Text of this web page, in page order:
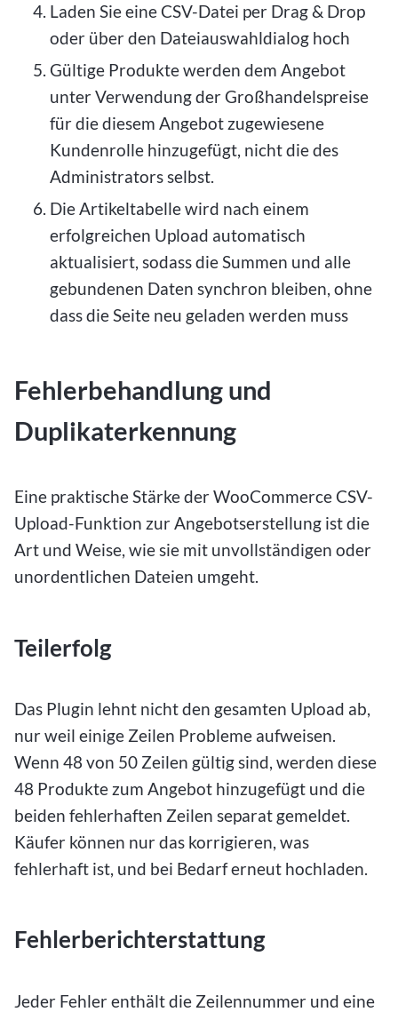
Laden Sie eine CSV-Datei per Drag & Drop
oder über den Dateiauswahldialog hoch
Gültige Produkte werden dem Angebot
unter Verwendung der Großhandelspreise
für die diesem Angebot zugewiesene
Kundenrolle hinzugefügt, nicht die des
Administrators selbst.
Die Artikeltabelle wird nach einem
erfolgreichen Upload automatisch
aktualisiert, sodass die Summen und alle
gebundenen Daten synchron bleiben, ohne
dass die Seite neu geladen werden muss
Fehlerbehandlung und
Duplikaterkennung
Eine praktische Stärke der WooCommerce CSV-
Upload-Funktion zur Angebotserstellung ist die
Art und Weise, wie sie mit unvollständigen oder
unordentlichen Dateien umgeht.
Teilerfolg
Das Plugin lehnt nicht den gesamten Upload ab,
nur weil einige Zeilen Probleme aufweisen.
Wenn 48 von 50 Zeilen gültig sind, werden diese
48 Produkte zum Angebot hinzugefügt und die
beiden fehlerhaften Zeilen separat gemeldet.
Käufer können nur das korrigieren, was
fehlerhaft ist, und bei Bedarf erneut hochladen.
Fehlerberichterstattung
Jeder Fehler enthält die Zeilennummer und eine